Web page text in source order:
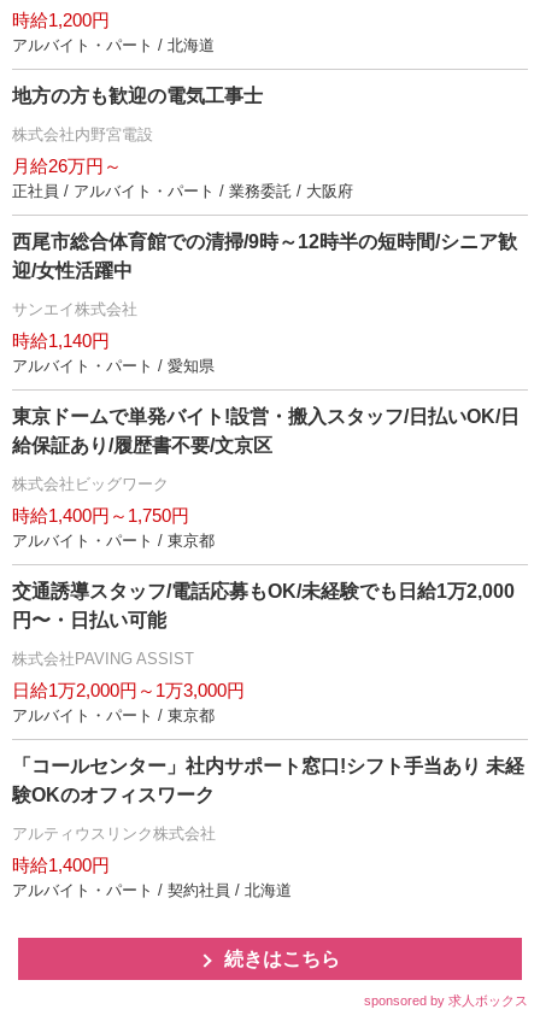
時給1,200円
アルバイト・パート / 北海道
地方の方も歓迎の電気工事士
株式会社内野宮電設
月給26万円～
正社員 / アルバイト・パート / 業務委託 / 大阪府
西尾市総合体育館での清掃/9時～12時半の短時間/シニア歓
迎/女性活躍中
サンエイ株式会社
時給1,140円
アルバイト・パート / 愛知県
東京ドームで単発バイト!設営・搬入スタッフ/日払いOK/日
給保証あり/履歴書不要/文京区
株式会社ビッグワーク
時給1,400円～1,750円
アルバイト・パート / 東京都
交通誘導スタッフ/電話応募もOK/未経験でも日給1万2,000
円〜・日払い可能
株式会社PAVING ASSIST
日給1万2,000円～1万3,000円
アルバイト・パート / 東京都
「コールセンター」社内サポート窓口!シフト手当あり 未経
験OKのオフィスワーク
アルティウスリンク株式会社
時給1,400円
アルバイト・パート / 契約社員 / 北海道
続きはこちら
sponsored by 求人ボックス